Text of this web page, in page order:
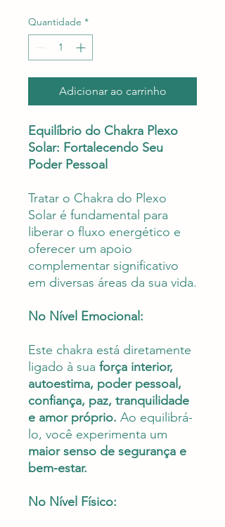
Quantidade *
Adicionar ao carrinho
Equilíbrio do Chakra Plexo
Solar: Fortalecendo Seu
Poder Pessoal
Tratar o Chakra do Plexo
Solar é fundamental para
liberar o fluxo energético e
oferecer um apoio
complementar significativo
em diversas áreas da sua vida.
No Nível Emocional:
Este chakra está diretamente
ligado à sua força interior,
autoestima, poder pessoal,
confiança, paz, tranquilidade
e amor próprio. Ao equilibrá-
lo, você experimenta um
maior senso de segurança e
bem-estar.
No Nível Físico: